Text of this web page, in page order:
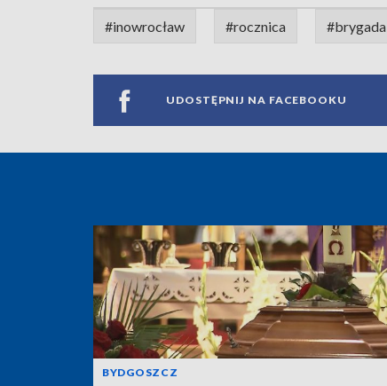
#inowrocław #rocznica #brygada
UDOSTĘPNIJ NA FACEBOOKU
BYDGOSZCZ